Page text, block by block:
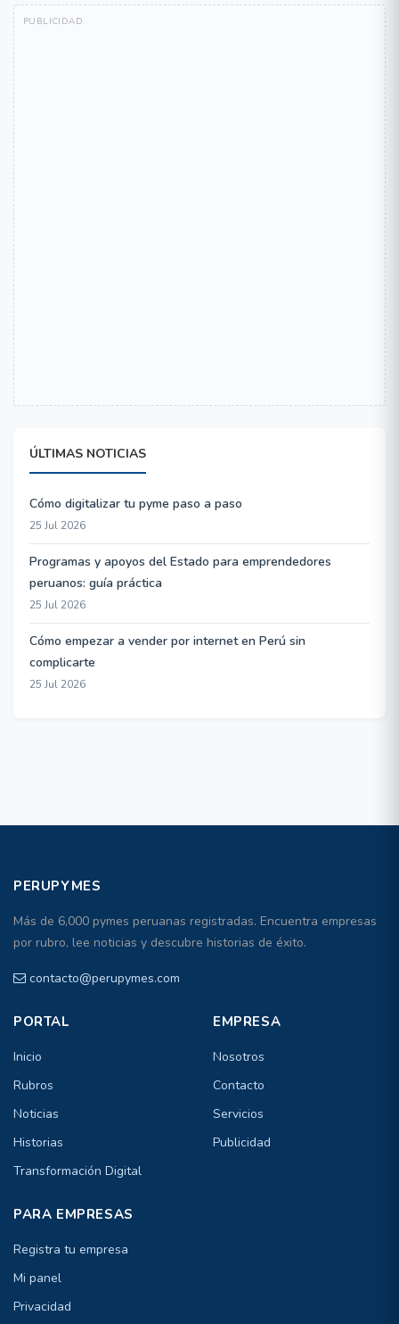
ÚLTIMAS NOTICIAS
Cómo digitalizar tu pyme paso a paso
25 Jul 2026
Programas y apoyos del Estado para emprendedores
peruanos: guía práctica
25 Jul 2026
Cómo empezar a vender por internet en Perú sin
complicarte
25 Jul 2026
PERUPYMES
Más de 6,000 pymes peruanas registradas. Encuentra empresas
por rubro, lee noticias y descubre historias de éxito.
contacto@perupymes.com
PORTAL
Inicio
Rubros
Noticias
Historias
Transformación Digital
EMPRESA
Nosotros
Contacto
Servicios
Publicidad
PARA EMPRESAS
Registra tu empresa
Mi panel
Privacidad